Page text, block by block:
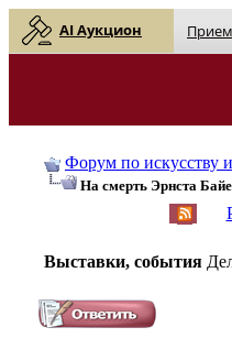
AI Аукцион
Форум по искусству
На смерть Эрнста
Выставки, события